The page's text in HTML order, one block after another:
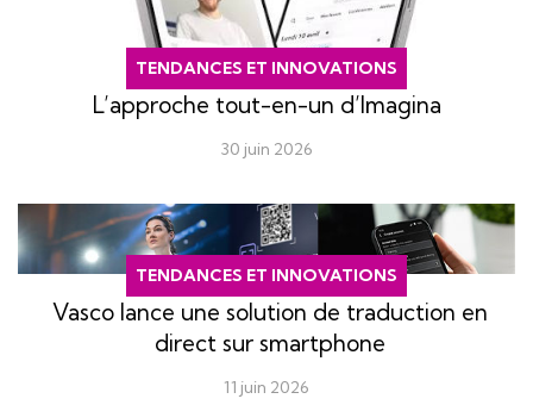
TENDANCES ET INNOVATIONS
L’approche tout-en-un d’Imagina
30 juin 2026
TENDANCES ET INNOVATIONS
Vasco lance une solution de traduction en
direct sur smartphone
11 juin 2026